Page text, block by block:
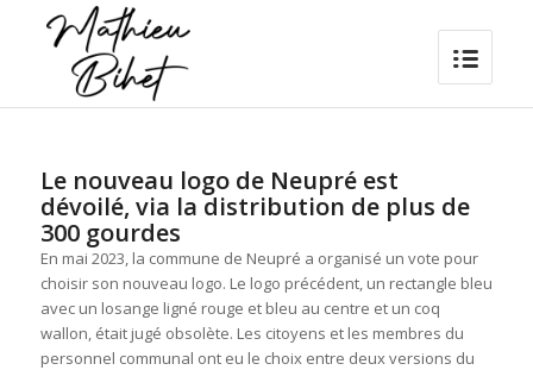
Le nouveau logo de Neupré est
dévoilé, via la distribution de plus de
300 gourdes
En mai 2023, la commune de Neupré a organisé un vote pour
choisir son nouveau logo. Le logo précédent, un rectangle bleu
avec un losange ligné rouge et bleu au centre et un coq
wallon, était jugé obsolète. Les citoyens et les membres du
personnel communal ont eu le choix entre deux versions du